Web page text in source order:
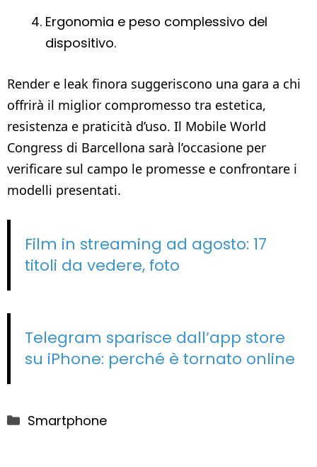
Ergonomia e peso complessivo del
dispositivo.
Render e leak finora suggeriscono una gara a chi
offrirà il miglior compromesso tra estetica,
resistenza e praticità d’uso. Il Mobile World
Congress di Barcellona sarà l’occasione per
verificare sul campo le promesse e confrontare i
modelli presentati.
Film in streaming ad agosto: 17
titoli da vedere, foto
Telegram sparisce dall’app store
su iPhone: perché è tornato online
Categorie
Smartphone